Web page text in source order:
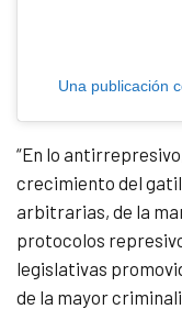
Una publicación
“En lo
crecimiento del
arbitrarias, de la
protocolos
legislativas
de la mayor